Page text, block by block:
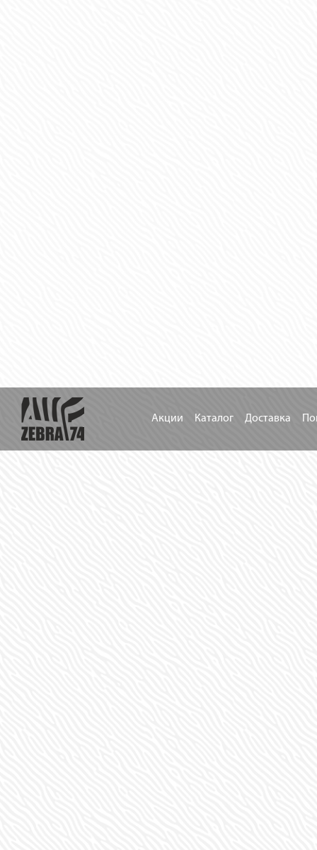
Акции Каталог Доставка